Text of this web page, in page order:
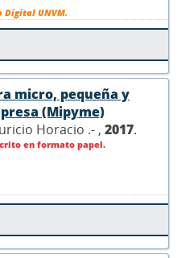
Digital UNVM.
micro, pequeña y
(Mipyme)
Horacio .- , 2017.
en formato papel.